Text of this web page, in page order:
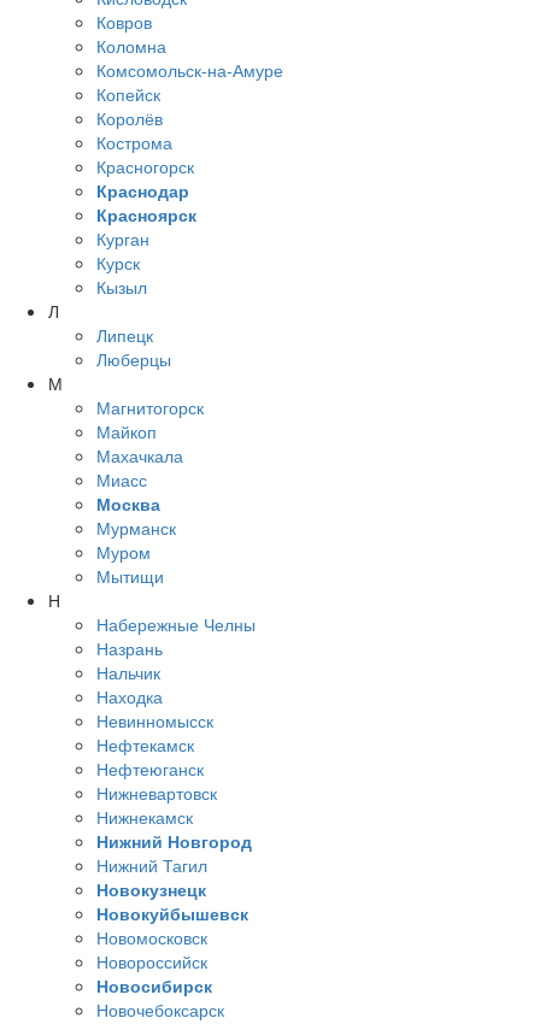
Ковров
Коломна
Комсомольск-на-Амуре
Копейск
Королёв
Кострома
Красногорск
Краснодар
Красноярск
Курган
Курск
Кызыл
Л
Липецк
Люберцы
М
Магнитогорск
Майкоп
Махачкала
Миасс
Москва
Мурманск
Муром
Мытищи
Н
Набережные Челны
Назрань
Нальчик
Находка
Невинномысск
Нефтекамск
Нефтеюганск
Нижневартовск
Нижнекамск
Нижний Новгород
Нижний Тагил
Новокузнецк
Новокуйбышевск
Новомосковск
Новороссийск
Новосибирск
Новочебоксарск